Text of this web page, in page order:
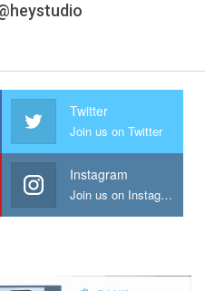
Twitter
Join us on Twitter
Instagram
Join us on Instagram